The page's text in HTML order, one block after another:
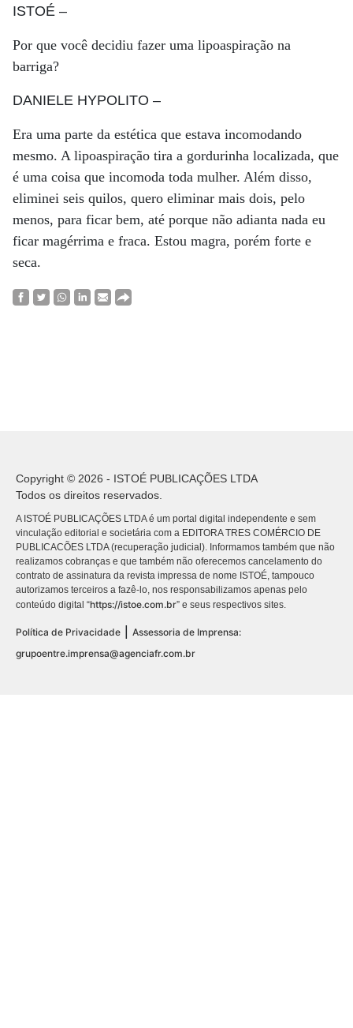
ISTOÉ –
Por que você decidiu fazer uma lipoaspiração na
barriga?
DANIELE HYPOLITO –
Era uma parte da estética que estava incomodando
mesmo. A lipoaspiração tira a gordurinha localizada, que
é uma coisa que incomoda toda mulher. Além disso,
eliminei seis quilos, quero eliminar mais dois, pelo
menos, para ficar bem, até porque não adianta nada eu
ficar magérrima e fraca. Estou magra, porém forte e
seca.
Copyright © 2026 - ISTOÉ PUBLICAÇÕES LTDA
Todos os direitos reservados.
A ISTOÉ PUBLICAÇÕES LTDA é um portal digital independente e sem
vinculação editorial e societária com a EDITORA TRES COMÉRCIO DE
PUBLICACÕES LTDA (recuperação judicial). Informamos também que não
realizamos cobranças e que também não oferecemos cancelamento do
contrato de assinatura da revista impressa de nome ISTOÉ, tampouco
autorizamos terceiros a fazê-lo, nos responsabilizamos apenas pelo
conteúdo digital “https://istoe.com.br” e seus respectivos sites.
Política de Privacidade
Assessoria de Imprensa:
grupoentre.imprensa@agenciafr.com.br